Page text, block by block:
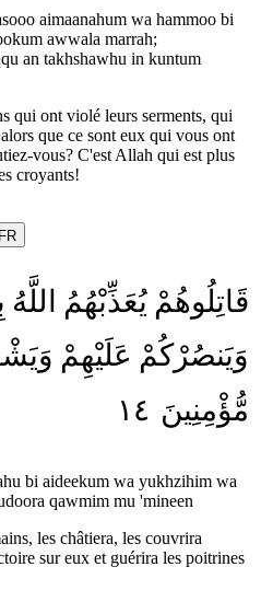
aimaanahum wa hammoo bi
awwala marrah;
an takhshawhu in kuntum
qui ont violé leurs serments, qui
que ce sont eux qui vous ont
vous? C'est Allah qui est plus
croyants!
قَاتِلُوهُمْ يُعَذِّبْهُمُ اللَّهُ
وَيَنصُرْكُمْ عَلَيْهِمْ
مُّؤْمِنِينَ ١٤
bi aideekum wa yukhzihim wa
qawmim mu 'mineen
les châtiera, les couvrira
sur eux et guérira les poitrines